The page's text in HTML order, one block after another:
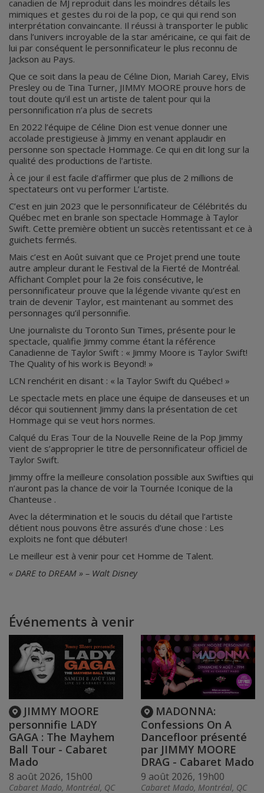
canadien de MJ reproduit dans les moindres détails les
mimiques et gestes du roi de la pop, ce qui qui rend son
interprétation convaincante. Il réussi à transporter le public
dans l’univers incroyable de la star américaine, ce qui fait de
lui par conséquent le personnificateur le plus reconnu de
Jackson au Pays.
Que ce soit dans la peau de Céline Dion, Mariah Carey, Elvis
Presley ou de Tina Turner, JIMMY MOORE prouve hors de
tout doute qu’il est un artiste de talent pour qui la
personnification n’a plus de secrets
En 2022 l’équipe de Céline Dion est venue donner une
accolade prestigieuse à Jimmy en venant applaudir en
personne son spectacle Hommage. Ce qui en dit long sur la
qualité des productions de l’artiste.
À ce jour il est facile d’affirmer que plus de 2 millions de
spectateurs ont vu performer L’artiste.
C’est en juin 2023 que le personnificateur de Célébrités du
Québec met en branle son spectacle Hommage à Taylor
Swift. Cette première obtient un succès retentissant et ce à
guichets fermés.
Mais c’est en Août suivant que ce Projet prend une toute
autre ampleur durant le Festival de la Fierté de Montréal.
Affichant Complet pour la 2e fois consécutive, le
personnificateur prouve que la légende vivante qu’est en
train de devenir Taylor, est maintenant au sommet des
personnages qu’il personnifie.
Une journaliste du Toronto Sun Times, présente pour le
spectacle, qualifie Jimmy comme étant la référence
Canadienne de Taylor Swift : « Jimmy Moore is Taylor Swift!
The Quality of his work is Beyond! »
LCN renchérit en disant : « la Taylor Swift du Québec! »
Le spectacle mets en place une équipe de danseuses et un
décor qui soutiennent Jimmy dans la présentation de cet
Hommage qui se veut hors normes.
Calqué du Eras Tour de la Nouvelle Reine de la Pop Jimmy
vient de s’approprier le titre de personnificateur officiel de
Taylor Swift.
Jimmy offre la meilleure consolation possible aux Swifties qui
n’auront pas la chance de voir la Tournée Iconique de la
Chanteuse .
Avec la détermination et le soucis du détail que l’artiste
détient nous pouvons être assurés d’une chose : Les
exploits ne font que débuter!
Le meilleur est à venir pour cet Homme de Talent.
« DARE to DREAM » – Walt Disney
Événements à venir
JIMMY MOORE
personnifie LADY
GAGA : The Mayhem
Ball Tour - Cabaret
Mado
8 août 2026, 15h00
Cabaret Mado, Montréal, QC
MADONNA:
Confessions On A
Dancefloor présenté
par JIMMY MOORE
DRAG - Cabaret Mado
9 août 2026, 19h00
Cabaret Mado, Montréal, QC